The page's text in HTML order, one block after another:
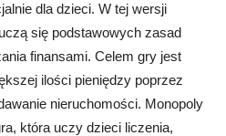
dla dzieci. W tej wersji
się podstawowych zasad
finansami. Celem gry jest
ilości pieniędzy poprzez
nieruchomości. Monopoly
która uczy dzieci liczenia,